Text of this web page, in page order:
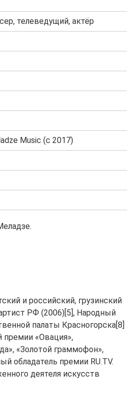
телеведущий, актёр
Music (c 2017)
и российский, грузинский
РФ (2006)[5], Народный
палаты Красногорска[8]
премии «Овация»,
«Золотой граммофон»,
обладатель премии RU.TV.
деятеля искусств